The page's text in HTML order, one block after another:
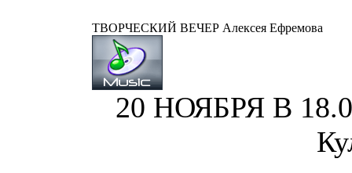
ТВОРЧЕСКИЙ ВЕЧЕР Алексея Ефремова
20 НОЯБРЯ В